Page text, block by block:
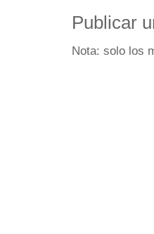
Publicar
Nota: solo los